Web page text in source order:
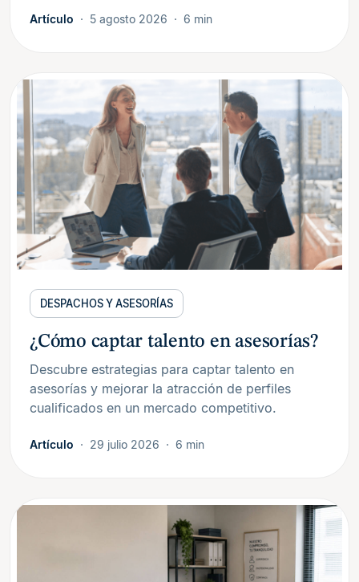
Artículo 5 agosto 2026 6 min
DESPACHOS Y ASESORÍAS
¿Cómo captar talento en asesorías?
Descubre estrategias para captar talento en
asesorías y mejorar la atracción de perfiles
cualificados en un mercado competitivo.
Artículo 29 julio 2026 6 min